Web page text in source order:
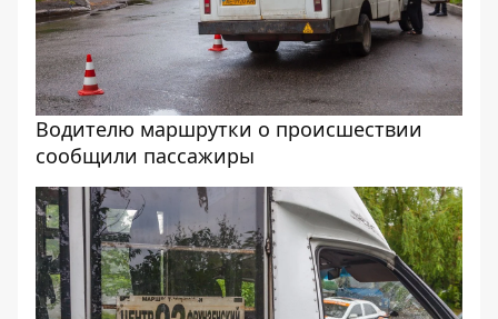
Водителю маршрутки о происшествии
сообщили пассажиры